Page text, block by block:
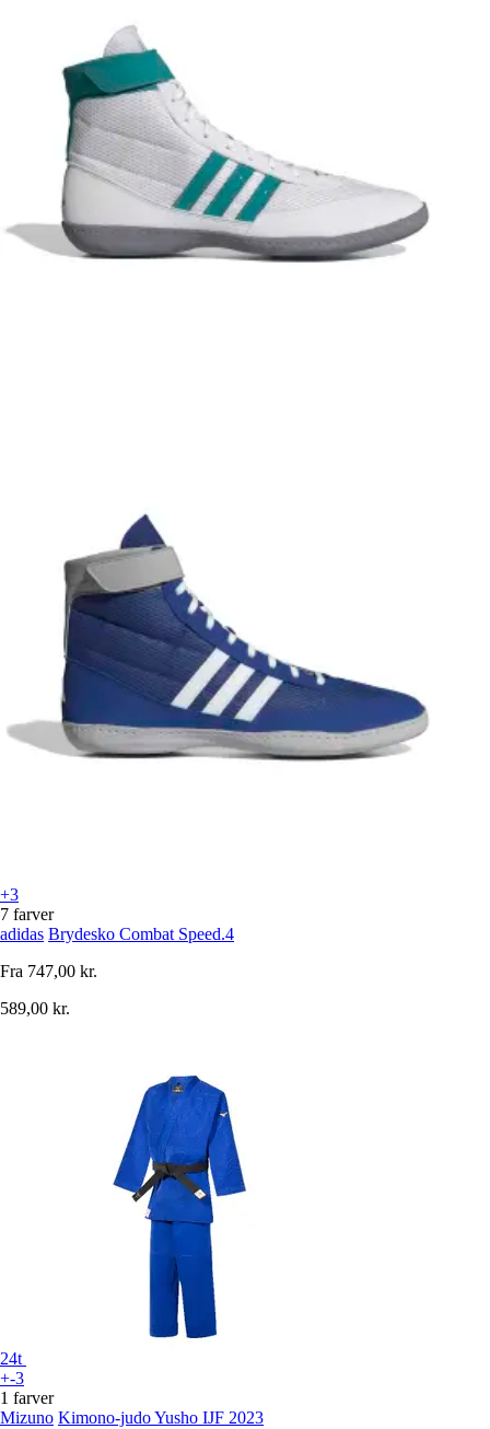
+3
7 farver
adidas Brydesko Combat Speed.4
Fra 747,00 kr.
589,00 kr.
24t
+-3
1 farver
Mizuno Kimono-judo Yusho IJF 2023